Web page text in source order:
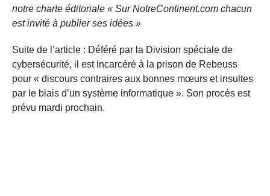
notre charte éditoriale « Sur NotreContinent.com chacun
est invité à publier ses idées »
Suite de l’article : Déféré par la Division spéciale de
cybersécurité, il est incarcéré à la prison de Rebeuss
pour « discours contraires aux bonnes mœurs et insultes
par le biais d’un système informatique ». Son procès est
prévu mardi prochain.